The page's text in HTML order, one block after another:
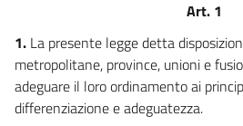
Art. 1
1. La presente legge detta
metropolitane, province, unioni e
adeguare il loro ordinamento ai
differenziazione e adeguatezza.